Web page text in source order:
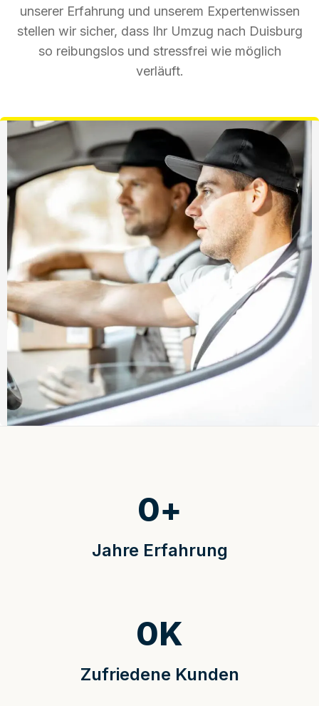
unserer Erfahrung und unserem Expertenwissen
stellen wir sicher, dass Ihr Umzug nach Duisburg
so reibungslos und stressfrei wie möglich
verläuft.
Jahre Erfahrung
0+
Zufriedene Kunden
0K